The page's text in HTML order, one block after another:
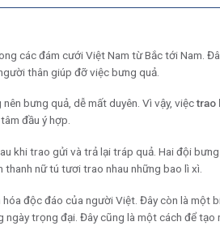
các đám cưới Việt Nam từ Bắc tới Nam.
thân giúp đỡ việc bưng quả.
bưng quả, dễ mất duyên. Vì vậy, việctrao
đầu ý hợp.
khi trao gửi và trả lại tráp quả. Hai đội
thanh nữ tú tươi trao nhau những bao lì xì.
độc đáo của người Việt. Đây còn là một
trọng đại. Đây cũng là một cách để